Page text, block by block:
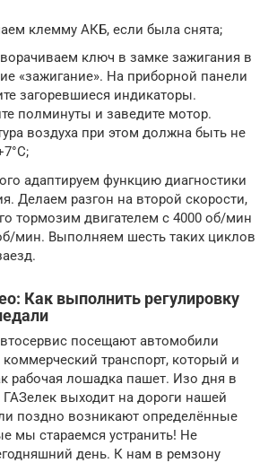
клемму АКБ, если была снята;
ключ в замке зажигания в
«зажигание». На приборной панели
загоревшиеся индикаторы.
полминуты и заведите мотор.
воздуха при этом должна быть не
адаптируем функцию диагностики
Делаем разгон на второй скорости,
тормозим двигателем с 4000 об/мин
мин. Выполняем шесть таких циклов
Как выполнить регулировку
посещают автомобили
коммерческий транспорт, который и
рабочая лошадка пашет. Изо дня в
выходит на дороги нашей
поздно возникают определённые
мы стараемся устранить! Не
день. К нам в ремзону